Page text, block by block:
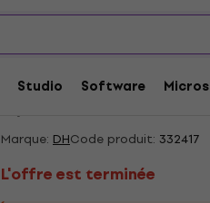
Studio Software Micros
L'offre est terminée
DH DHMSS30 Pupitre
Marque: DHCode produit: 332417
L'offre est terminée